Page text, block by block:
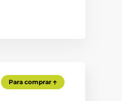
Para comprar